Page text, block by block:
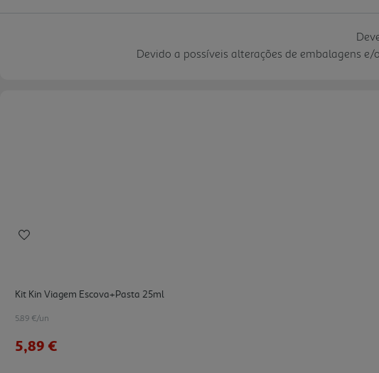
Devido a possíveis alterações de embalagens
Kit Kin Viagem Escova+pasta 25ml
5.89 €/un
5,89 €